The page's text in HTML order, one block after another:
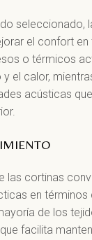
seleccionado,
el confort en
o térmicos
el calor,
acústicas
las cortinas
en términos
de los
facilita